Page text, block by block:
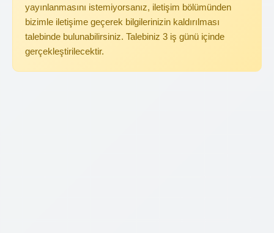
yayınlanmasını istemiyorsanız, iletişim bölümünden
bizimle iletişime geçerek bilgilerinizin kaldırılması
talebinde bulunabilirsiniz. Talebiniz 3 iş günü içinde
gerçekleştirilecektir.